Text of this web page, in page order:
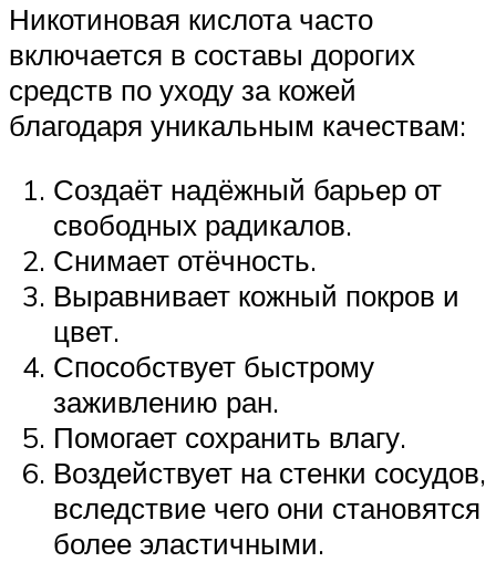
Никотиновая кислота часто
включается в составы дорогих
средств по уходу за кожей
благодаря уникальным качествам:
Создаёт надёжный барьер от
свободных радикалов.
Снимает отёчность.
Выравнивает кожный покров и
цвет.
Способствует быстрому
заживлению ран.
Помогает сохранить влагу.
Воздействует на стенки сосудов,
вследствие чего они становятся
более эластичными.